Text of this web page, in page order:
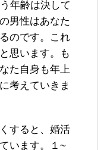
年齢は決して
男性はあなた
のです。これ
思います。も
た自身も年上
考えていきま
すると、婚活
います。１~